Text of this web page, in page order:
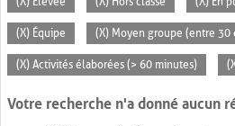
(X) Équipe (X) Moyen groupe (entre 30
(X) Activités élaborées (> 60 minutes)
Votre recherche n'a donné aucun